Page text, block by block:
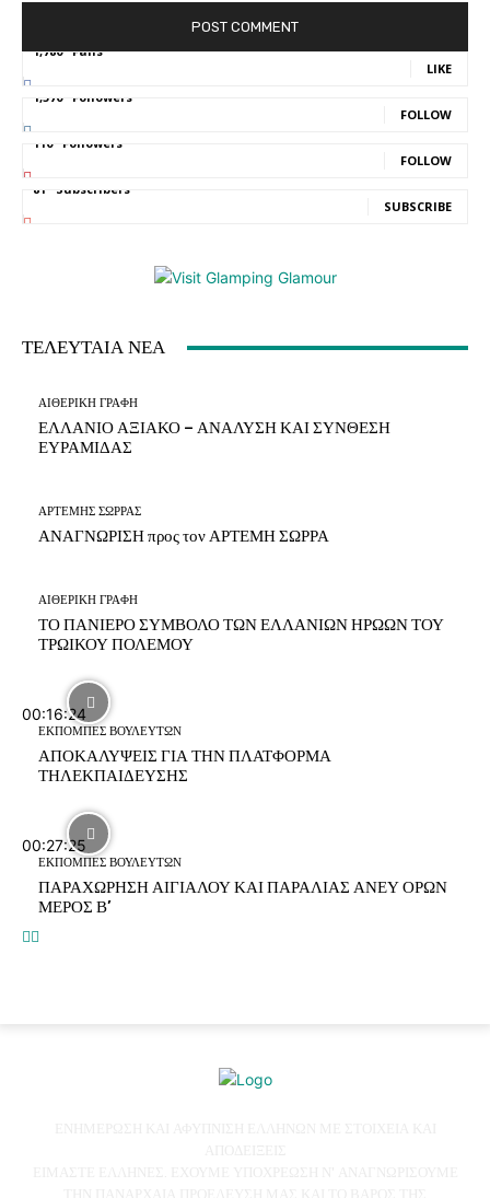
1,780 Fans
LIKE
1,570
Followers
FOLLOW
110
Followers
FOLLOW
81
Subscribers
SUBSCRIBE
ΤΕΛΕΥΤΑΙΑ ΝΕΑ
ΑΙΘΕΡΙΚΗ ΓΡΑΦΗ
ΕΛΛΑΝΙΟ ΑΞΙΑΚΟ – ΑΝΑΛΥΣΗ ΚΑΙ ΣΥΝΘΕΣΗ
ΕΥΡΑΜΙΔΑΣ
ΑΡΤΕΜΗΣ ΣΩΡΡΑΣ
ΑΝΑΓΝΩΡΙΣΗ προς τον ΑΡΤΕΜΗ ΣΩΡΡΑ
ΑΙΘΕΡΙΚΗ ΓΡΑΦΗ
ΤΟ ΠΑΝΙΕΡΟ ΣΥΜΒΟΛΟ ΤΩΝ ΕΛΛΑΝΙΩΝ ΗΡΩΩΝ ΤΟΥ
ΤΡΩΙΚΟΥ ΠΟΛΕΜΟΥ
00:16:24
ΕΚΠΟΜΠΕΣ ΒΟΥΛΕΥΤΩΝ
ΑΠΟΚΑΛΥΨΕΙΣ ΓΙΑ ΤΗΝ ΠΛΑΤΦΟΡΜΑ
ΤΗΛΕΚΠΑΙΔΕΥΣΗΣ
00:27:25
ΕΚΠΟΜΠΕΣ ΒΟΥΛΕΥΤΩΝ
ΠΑΡΑΧΩΡΗΣΗ ΑΙΓΙΑΛΟΥ ΚΑΙ ΠΑΡΑΛΙΑΣ ΑΝΕΥ ΟΡΩΝ
ΜΕΡΟΣ Β’